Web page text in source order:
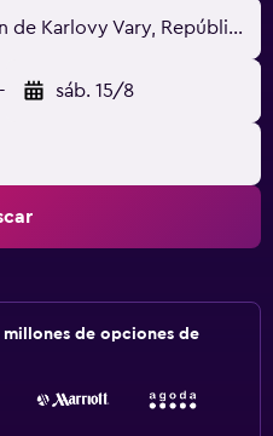
Mariánské Lázně, Región de Karlovy Vary, República Checa
- sáb. 15/8
de opciones de